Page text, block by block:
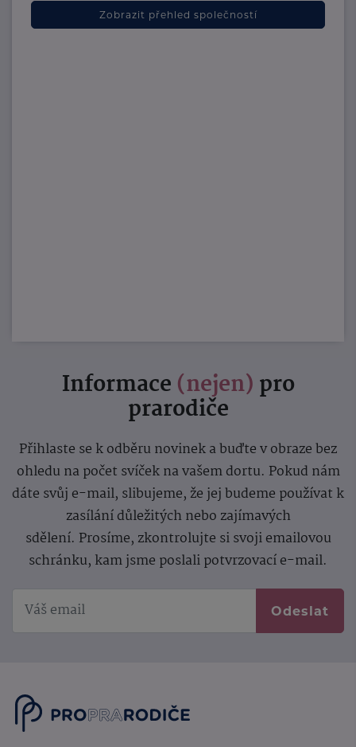
Zobrazit přehled společností
Informace (nejen) pro
prarodiče
Přihlaste se k odběru novinek a buďte v obraze bez
ohledu na počet svíček na vašem dortu. Pokud nám
dáte svůj e-mail, slibujeme, že jej budeme používat k
zasílání důležitých nebo zajímavých
sdělení. Prosíme, zkontrolujte si svoji emailovou
schránku, kam jsme poslali potvrzovací e-mail.
Odeslat